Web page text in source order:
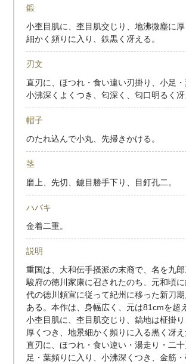
鍛
小杢目肌に、杢目肌交じり、地沸微塵に
細かく頻りに入り、鉄黒く冴える。
刃文
直刃に、ほつれ・食い違い刃掛り、小足・
小沸深くよくつき、匂深く、匂口明るく冴
帽子
のたれ込んで小丸、先掃きかける。
茎
磨上、先切、鑢目勝手下り、目釘孔二。
ハバキ
金着二重。
説明
重国は、大和伝手掻派の末裔で、名を九郎
駿府の徳川家康に召されたのち、元和頃
代の徳川頼宣に従って紀州に移った新刀
ある。本作は、身幅広く、元は81cmを超
小杢目肌に、杢目肌交じり、鎬地は柾掛
厚くつき、地景細かく頻りに入る黒く冴
直刃に、ほつれ・食い違い・湯走り・二
足・葉頻りに入り、小沸深くつき、金筋・